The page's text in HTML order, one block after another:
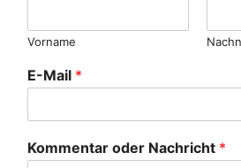
Vorname
E-Mail *
Kommentar oder Nachricht *